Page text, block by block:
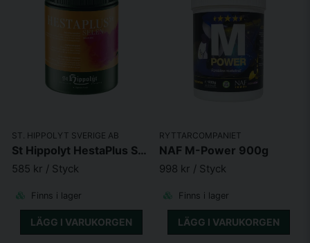
ST. HIPPOLYT SVERIGE AB
St Hippolyt HestaPlus Selen 1kg
585 kr / Styck
Finns i lager
LÄGG I VARUKORGEN
RYTTARCOMPANIET
NAF M-Power 900g
998 kr / Styck
Finns i lager
LÄGG I VARUKORGEN